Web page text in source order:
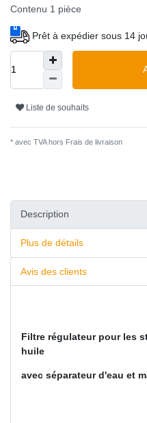
Contenu 1 pièce
Prêt à expédier sous 14
Liste de souhaits
* avec TVA hors Frais de livraison
Description
Plus de détails
Avis des clients
Filtre régulateur pour les
huile
avec séparateur d'eau et